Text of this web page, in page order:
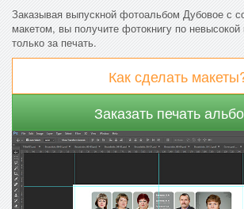
Заказывая выпускной фотоальбом Дубовое с
макетом, вы получите фотокнигу по невысокой
только за печать.
Как сделать
Заказать печать